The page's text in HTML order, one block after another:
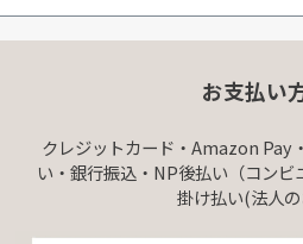
お支払い
クレジットカード・Amazon Pay
い・銀行振込・NP後払い（コン
掛け払い(法人